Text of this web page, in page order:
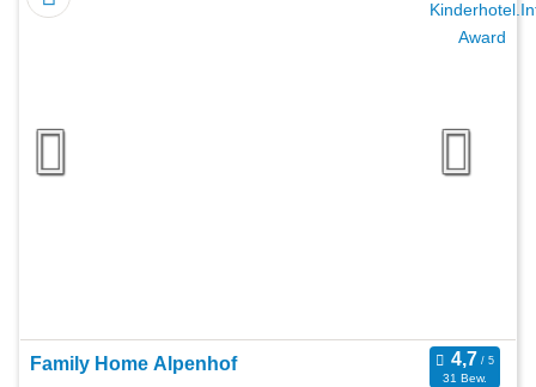
Family Home Alpenhof
31 Bew.